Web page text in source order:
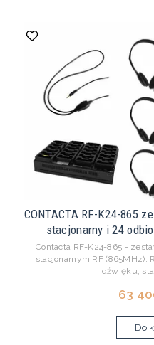
CONTACTA RF-K24-865
stacjonarny i 24
Contacta RF-K24-865 -
stacjonarnym RF (865MHz).
dźwięku,
63
Do